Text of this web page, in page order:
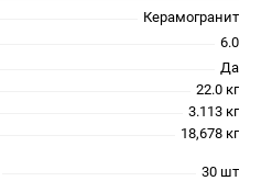
Керамогранит
6.0
Да
22.0 кг
3.113 кг
18,678 кг
30 шт